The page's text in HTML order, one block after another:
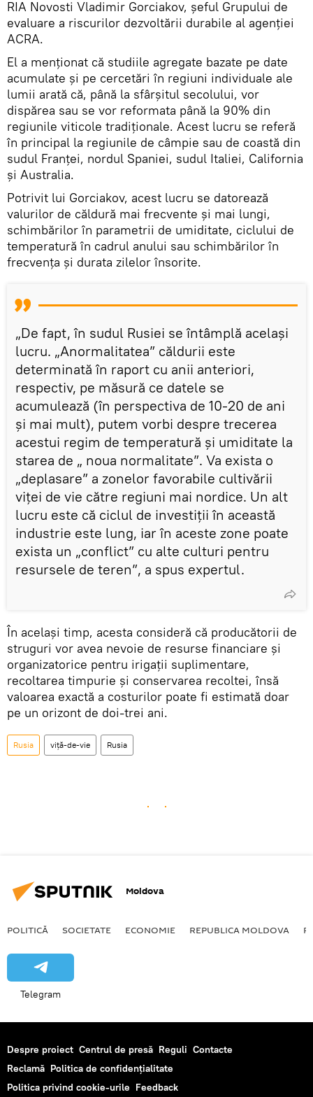
RIA Novosti Vladimir Gorciakov, șeful Grupului de
evaluare a riscurilor dezvoltării durabile al agenției
ACRA.
El a menționat că studiile agregate bazate pe date
acumulate și pe cercetări în regiuni individuale ale
lumii arată că, până la sfârșitul secolului, vor
dispărea sau se vor reformata până la 90% din
regiunile viticole tradiționale. Acest lucru se referă
în principal la regiunile de câmpie sau de coastă din
sudul Franței, nordul Spaniei, sudul Italiei, California
și Australia.
Potrivit lui Gorciakov, acest lucru se datorează
valurilor de căldură mai frecvente și mai lungi,
schimbărilor în parametrii de umiditate, ciclului de
temperatură în cadrul anului sau schimbărilor în
frecvența și durata zilelor însorite.
„De fapt, în sudul Rusiei se întâmplă același
lucru. „Anormalitatea” căldurii este
determinată în raport cu anii anteriori,
respectiv, pe măsură ce datele se
acumulează (în perspectiva de 10-20 de ani
și mai mult), putem vorbi despre trecerea
acestui regim de temperatură și umiditate la
starea de „ noua normalitate”. Va exista o
„deplasare” a zonelor favorabile cultivării
viței de vie către regiuni mai nordice. Un alt
lucru este că ciclul de investiții în această
industrie este lung, iar în aceste zone poate
exista un „conflict” cu alte culturi pentru
resursele de teren”, a spus expertul.
În același timp, acesta consideră că producătorii de
struguri vor avea nevoie de resurse financiare și
organizatorice pentru irigații suplimentare,
recoltarea timpurie și conservarea recoltei, însă
valoarea exactă a costurilor poate fi estimată doar
pe un orizont de doi-trei ani.
Rusia viță-de-vie Rusia
Moldova
POLITICĂ SOCIETATE ECONOMIE REPUBLICA MOLDOVA
Telegram
Despre proiect Centrul de presă Reguli Contacte
Reclamă Politica de confidențialitate
Politica privind cookie-urile Feedback